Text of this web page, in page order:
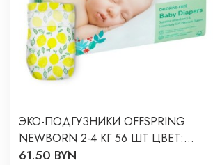
ЭКО-ПОДГУЗНИКИ OFFSPRING
NEWBORN 2-4 КГ 56 ШТ ЦВЕТ:
ЛИМОНЫ
61.50 BYN